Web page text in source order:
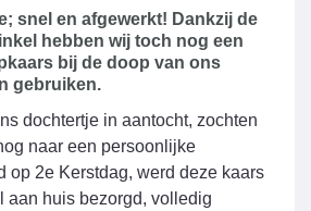
snel en afgewerkt! Dankzij de
hebben wij toch nog een
bij de doop van ons
gebruiken.
dochtertje in aantocht, zochten
naar een persoonlijke
op 2e Kerstdag, werd deze kaars
aan huis bezorgd, volledig